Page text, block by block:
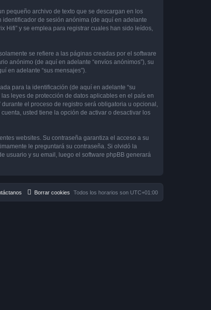
pequeño archivo de texto que se descargan en los
de sesión anónima (de aquí en adelante
Hifi” y se emplea para registrar cuales han sido leídos,
se refiere a las páginas creadas por el software
anónimo (de aquí en adelante “envíos anónimos”), su
en adelante “sus mensajes”).
para la identificación (de aquí en adelante “su
leyes de protección de datos aplicables en el país en
el proceso de registro será obligatoria u opcional,
usted tiene la opción de activar o desactivar los
websites. Su contraseña garantiza el acceso a su
le preguntará su contraseña. Si olvidó la
usuario y su email, luego el software phpBB generará
Todos los horarios son UTC+01:00
Borrar cookies